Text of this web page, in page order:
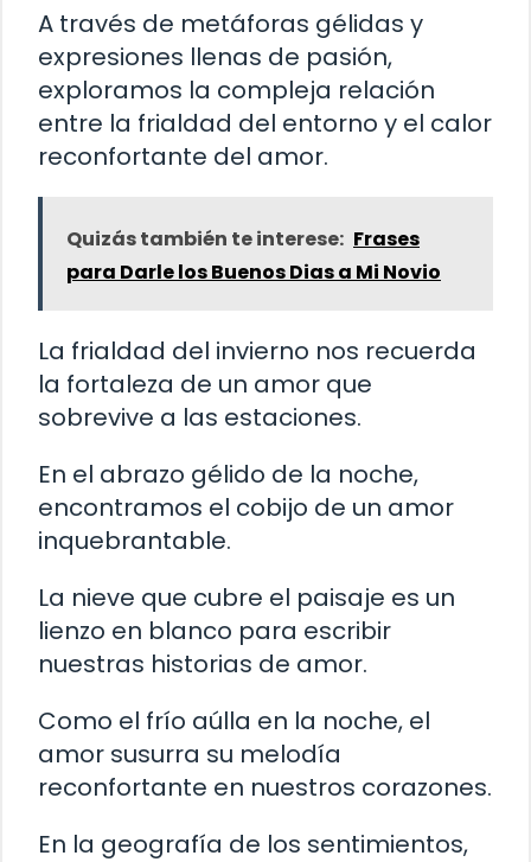
A través de metáforas gélidas y
expresiones llenas de pasión,
exploramos la compleja relación
entre la frialdad del entorno y el calor
reconfortante del amor.
Quizás también te interese: Frases
para Darle los Buenos Dias a Mi Novio
La frialdad del invierno nos recuerda
la fortaleza de un amor que
sobrevive a las estaciones.
En el abrazo gélido de la noche,
encontramos el cobijo de un amor
inquebrantable.
La nieve que cubre el paisaje es un
lienzo en blanco para escribir
nuestras historias de amor.
Como el frío aúlla en la noche, el
amor susurra su melodía
reconfortante en nuestros corazones.
En la geografía de los sentimientos,